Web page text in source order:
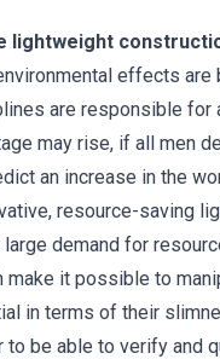
lightweight
effects are
are responsible
may rise, if all men
an increase in the
resource-saving
demand for
it possible to
in terms of their
be able to verify and